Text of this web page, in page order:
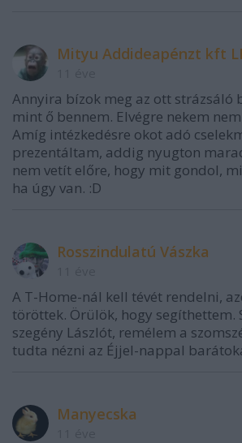
Mityu Addideapénzt kft
Annyira bízok meg az ott strázsáló
mint ő bennem. Elvégre nekem
Amíg intézkedésre okot adó
prezentáltam, addig nyugton
nem vetít előre, hogy mit gondol,
ha úgy van. :D
Rosszindulatú Vászka
A T-Home-nál kell tévét rendelni,
töröttek. Örülök, hogy segíthettem.
szegény Lászlót, remélem a
tudta nézni az Éjjel-nappal
Manyecska